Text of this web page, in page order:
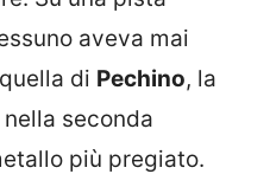
aveva mai
di Pechino, la
seconda
più pregiato.